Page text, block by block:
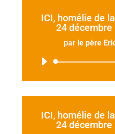
ICI, homélie de
24 décembre
par le père
ICI, homélie de
24 décembre